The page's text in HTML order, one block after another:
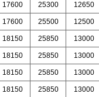
17600 25300 12650
17600 25500 12500
18150 25850 13000
18150 25850 13000
18150 25850 13000
18150 25850 13000